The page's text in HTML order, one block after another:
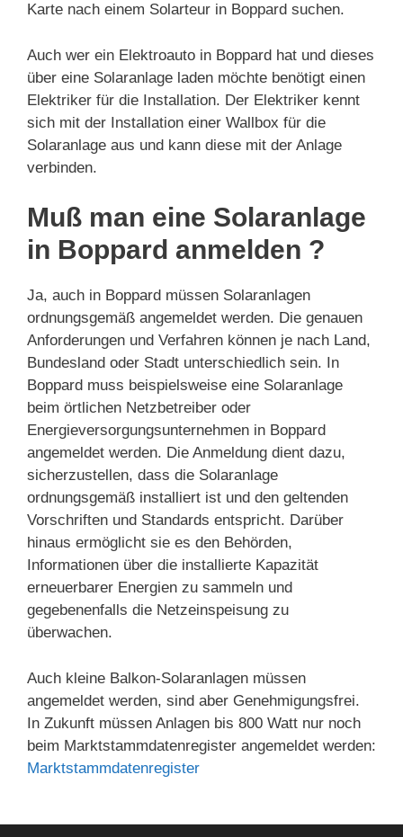
Karte nach einem Solarteur in Boppard suchen.
Auch wer ein Elektroauto in Boppard hat und dieses
über eine Solaranlage laden möchte benötigt einen
Elektriker für die Installation. Der Elektriker kennt
sich mit der Installation einer Wallbox für die
Solaranlage aus und kann diese mit der Anlage
verbinden.
Muß man eine Solaranlage
in Boppard anmelden ?
Ja, auch in Boppard müssen Solaranlagen
ordnungsgemäß angemeldet werden. Die genauen
Anforderungen und Verfahren können je nach Land,
Bundesland oder Stadt unterschiedlich sein. In
Boppard muss beispielsweise eine Solaranlage
beim örtlichen Netzbetreiber oder
Energieversorgungsunternehmen in Boppard
angemeldet werden. Die Anmeldung dient dazu,
sicherzustellen, dass die Solaranlage
ordnungsgemäß installiert ist und den geltenden
Vorschriften und Standards entspricht. Darüber
hinaus ermöglicht sie es den Behörden,
Informationen über die installierte Kapazität
erneuerbarer Energien zu sammeln und
gegebenenfalls die Netzeinspeisung zu
überwachen.
Auch kleine Balkon-Solaranlagen müssen
angemeldet werden, sind aber Genehmigungsfrei.
In Zukunft müssen Anlagen bis 800 Watt nur noch
beim Marktstammdatenregister angemeldet werden:
Marktstammdatenregister